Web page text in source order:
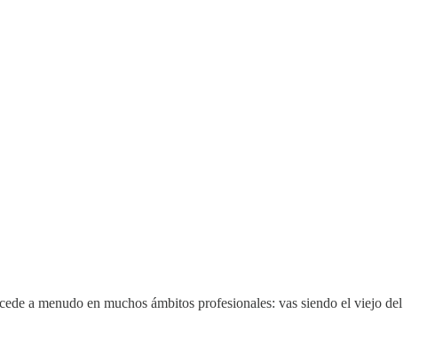
a menudo en muchos ámbitos profesionales: vas siendo el viejo del